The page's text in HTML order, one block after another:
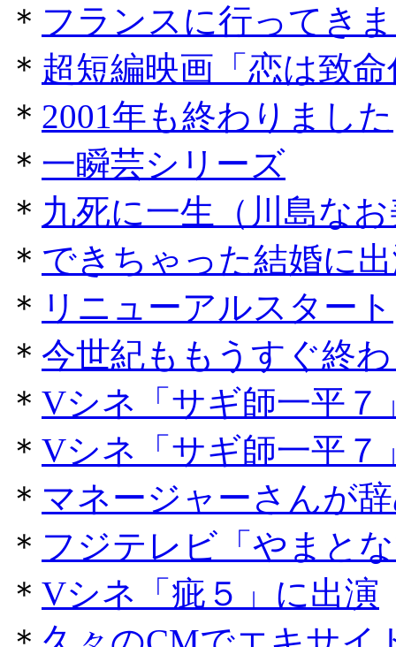
＊ フランスに行ってき
＊ 超短編映画「恋は致
＊ 2001年も終わりました
＊ 一瞬芸シリーズ
＊ 九死に一生（川島な
＊ できちゃった結婚に
＊ リニューアルスタート
＊ 今世紀ももうすぐ終
＊ Vシネ「サギ師一平７
＊ Vシネ「サギ師一平７
＊ マネージャーさんが
＊ フジテレビ「やまと
＊ Vシネ「疵５」に出演